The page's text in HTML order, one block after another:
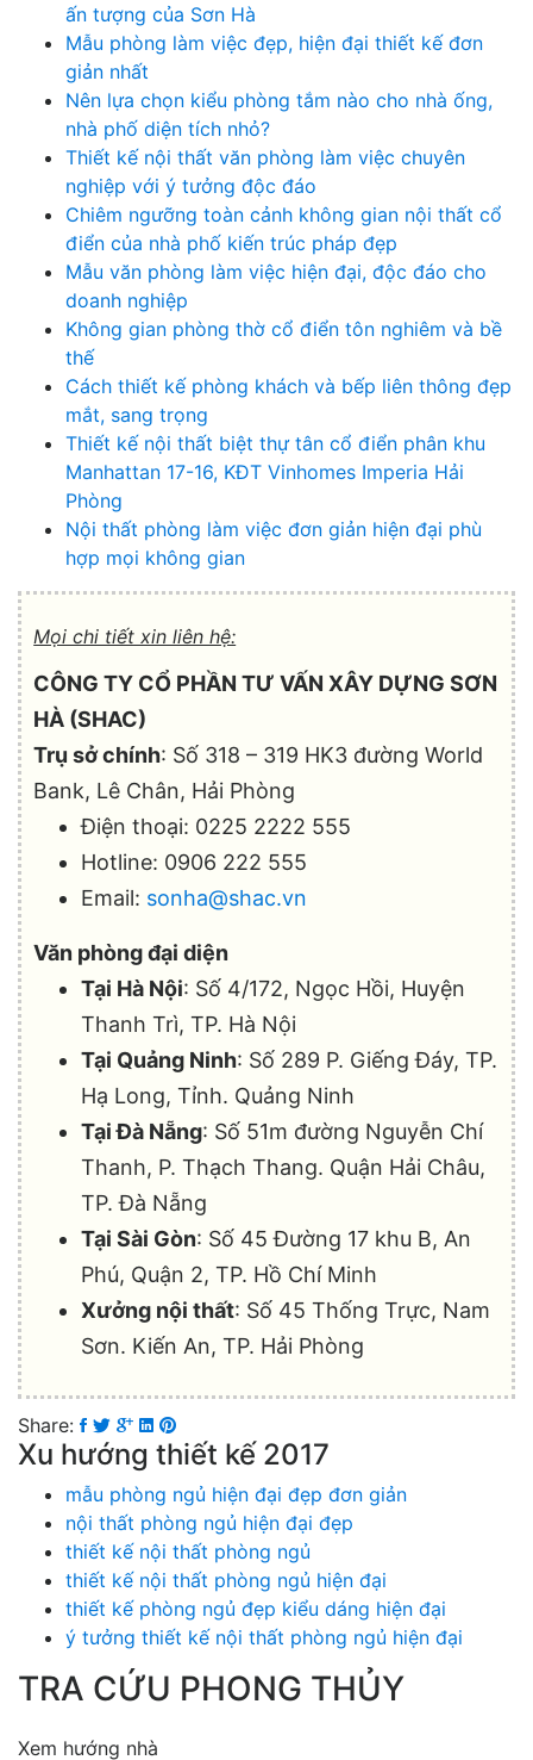
ấn tượng của Sơn Hà
Mẫu phòng làm việc đẹp, hiện đại thiết kế đơn
giản nhất
Nên lựa chọn kiểu phòng tắm nào cho nhà ống,
nhà phố diện tích nhỏ?
Thiết kế nội thất văn phòng làm việc chuyên
nghiệp với ý tưởng độc đáo
Chiêm ngưỡng toàn cảnh không gian nội thất cổ
điển của nhà phố kiến trúc pháp đẹp
Mẫu văn phòng làm việc hiện đại, độc đáo cho
doanh nghiệp
Không gian phòng thờ cổ điển tôn nghiêm và bề
thế
Cách thiết kế phòng khách và bếp liên thông đẹp
mắt, sang trọng
Thiết kế nội thất biệt thự tân cổ điển phân khu
Manhattan 17-16, KĐT Vinhomes Imperia Hải
Phòng
Nội thất phòng làm việc đơn giản hiện đại phù
hợp mọi không gian
Mọi chi tiết xin liên hệ:
CÔNG TY CỔ PHẦN TƯ VẤN XÂY DỰNG SƠN
HÀ (SHAC)
Trụ sở chính: Số 318 – 319 HK3 đường World
Bank, Lê Chân, Hải Phòng
Điện thoại: 0225 2222 555
Hotline: 0906 222 555
Email: sonha@shac.vn
Văn phòng đại diện
Tại Hà Nội: Số 4/172, Ngọc Hồi, Huyện
Thanh Trì, TP. Hà Nội
Tại Quảng Ninh: Số 289 P. Giếng Đáy, TP.
Hạ Long, Tỉnh. Quảng Ninh
Tại Đà Nẵng: Số 51m đường Nguyễn Chí
Thanh, P. Thạch Thang. Quận Hải Châu,
TP. Đà Nẵng
Tại Sài Gòn: Số 45 Đường 17 khu B, An
Phú, Quận 2, TP. Hồ Chí Minh
Xưởng nội thất: Số 45 Thống Trực, Nam
Sơn. Kiến An, TP. Hải Phòng
Share:
Xu hướng thiết kế 2017
mẫu phòng ngủ hiện đại đẹp đơn giản
nội thất phòng ngủ hiện đại đẹp
thiết kế nội thất phòng ngủ
thiết kế nội thất phòng ngủ hiện đại
thiết kế phòng ngủ đẹp kiểu dáng hiện đại
ý tưởng thiết kế nội thất phòng ngủ hiện đại
TRA CỨU PHONG THỦY
Xem hướng nhà